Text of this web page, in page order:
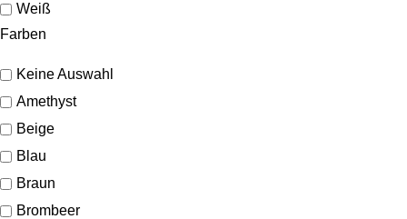
Weiß
Farben
Keine Auswahl
Amethyst
Beige
Blau
Braun
Brombeer